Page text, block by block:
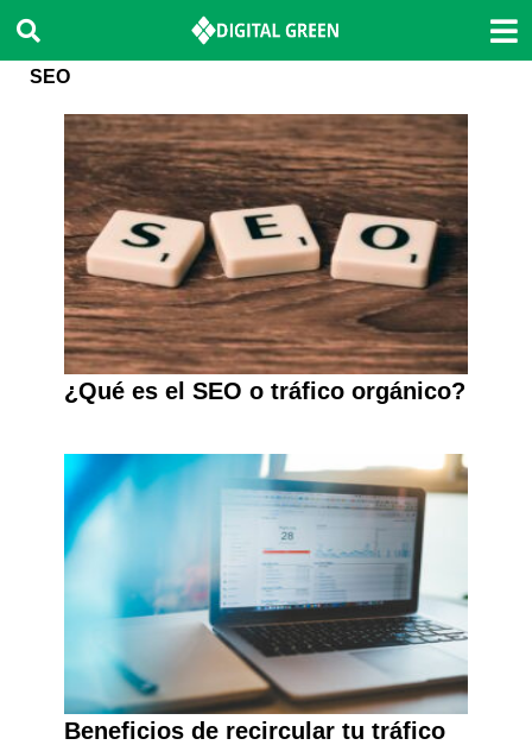
SEO
¿Qué es el SEO o tráfico orgánico?
Beneficios de recircular tu tráfico